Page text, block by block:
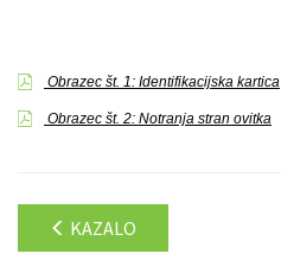
Obrazec št. 1: Identifikacijska kartica
Obrazec št. 2: Notranja stran ovitka
KAZALO